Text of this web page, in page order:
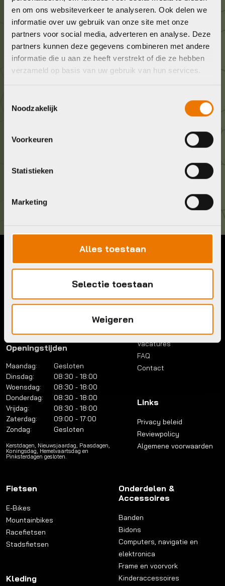
en om ons websiteverkeer te analyseren. Ook delen we
informatie over uw gebruik van onze site met onze
partners voor social media, adverteren en analyse. Deze
partners kunnen deze gegevens combineren met andere
informatie die u aan ze heeft verstrekt of die ze hebben
verzameld op basis van uw gebruik van hun services.
Noodzakelijk
Voorkeuren
Statistieken
Marketing
Alles toestaan
Selectie toestaan
Weigeren
Graag in contact komen?
Wij staan voor je klaar! Neem contact op via de
onderstaande gegevens.
036 5304422
Kom langs!
Contact
036 5304422
Adres:
Brouwerstraat 8B
Openingstijden
Maandag:
Gesloten
Dinsdag:
08:30 - 18:00
Woensdag:
08:30 - 18:00
Donderdag:
08:30 - 18:00
Vrijdag:
08:30 - 18:00
Zaterdag:
09:00 - 17:00
Zondag:
Gesloten
Kerstdagen, Nieuwsjaardag, Paasdagen,
Koningsdag, Hemelvaartsdag en
Pinksterdagen gesloten.
Menu
Account
Service pakket
Werkplaats
Vacatures
FAQ
Contact
Links
Privacy beleid
Reviewpolicy
Algemene voorwaarden
Fietsen
E-Bikes
Mountainbikes
Racefietsen
Stadsfietsen
Kleding
Onderdelen &
Accessoires
Banden
Bidons
Computers, navigatie en
elektronica
Frame en voorvork
Kinderaccessoires